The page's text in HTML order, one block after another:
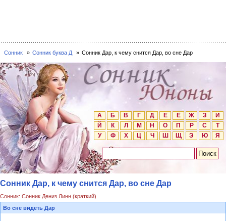
Сонник Сонник буква Д Сонник Дар, к чему снится Дар, во сне Дар
А Б В Г Д Е Ё Ж З
И
Й
К Л М Н О П Р С
Т
У
Ф Х Ц Ч Ш Щ Э Ю Я
Сонник Дар, к чему снится Дар, во сне Дар
Сонник: Сонник Дениз Линн (краткий)
Во сне видеть Дар